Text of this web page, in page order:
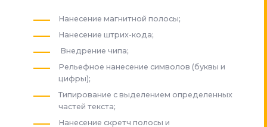
Нанесение магнитной полосы;
Нанесение штрих-кода;
Внедрение чипа;
Рельефное нанесение символов (буквы и
цифры);
Типирование с выделением определенных
частей текста;
Нанесение скретч полосы и